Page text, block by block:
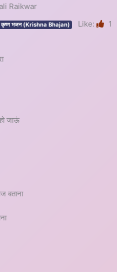
Raikwar
कृष्ण भजन (Krishna Bhajan) Like: 1
जाऊं
बताना